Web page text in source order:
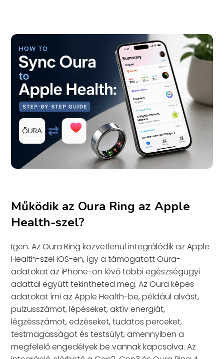
Működik az Oura Ring az Apple
Health-szel?
Igen. Az Oura Ring közvetlenül integrálódik az Apple
Health-szel iOS-en, így a támogatott Oura-
adatokat az iPhone-on lévő többi egészségügyi
adattal együtt tekintheted meg. Az Oura képes
adatokat írni az Apple Health-be, például alvást,
pulzusszámot, lépéseket, aktív energiát,
légzésszámot, edzéseket, tudatos perceket,
testmagasságot és testsúlyt, amennyiben a
megfelelő engedélyek be vannak kapcsolva. Az